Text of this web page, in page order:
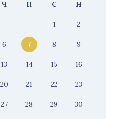
Ч П С Н
1 2
6 7 8 9
13 14 15 16
20 21 22 23
27 28 29 30